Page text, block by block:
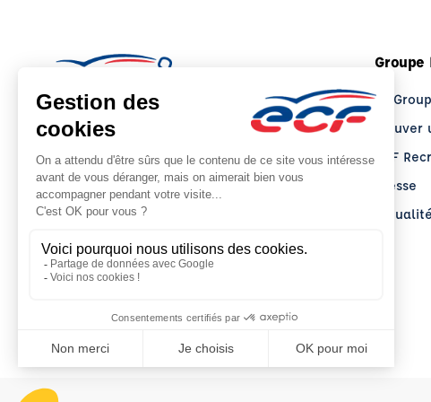
Groupe
Le
ECF
Presse